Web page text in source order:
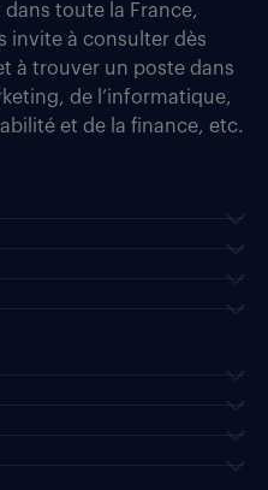
toute la France,
invite à consulter dès
à trouver un poste dans
de l’informatique,
et de la finance, etc.